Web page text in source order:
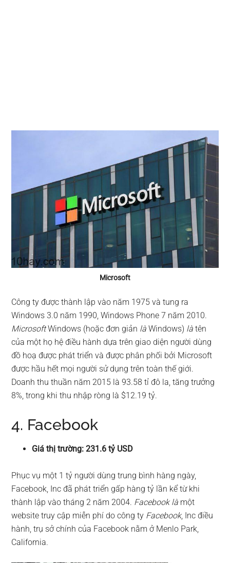
Microsoft
Công ty được thành lập vào năm 1975 và tung ra
Windows 3.0 năm 1990, Windows Phone 7 năm 2010.
MicrosoftWindows (hoặc đơn giản là Windows) là tên
của một họ hệ điều hành dựa trên giao diện người dùng
đồ hoạ được phát triển và được phân phối bởi Microsoft
được hầu hết mọi người sử dụng trên toàn thế giới.
Doanh thu thuần năm 2015 là 93.58 tỉ đô la, tăng trưởng
8%, trong khi thu nhập ròng là $12.19 tỷ.
4. Facebook
Giá thị trường: 231.6 tỷ USD
Phục vụ một 1 tỷ người dùng trung bình hàng ngày,
Facebook, Inc đã phát triển gấp hàng tỷ lần kể từ khi
thành lập vào tháng 2 năm 2004. Facebook là một
website truy cập miễn phí do công ty Facebook, Inc điều
hành, trụ sở chính của Facebook nằm ở Menlo Park,
California.